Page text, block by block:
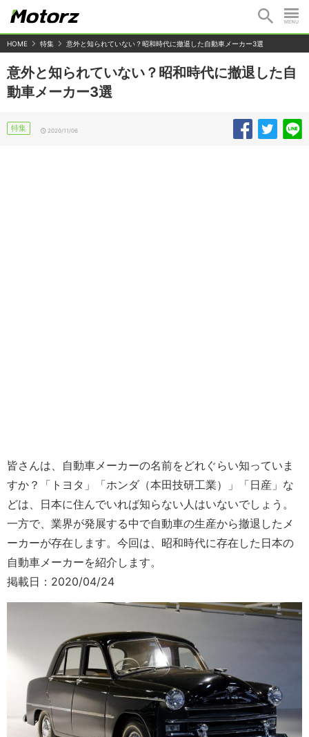
HOME 特集 意外と知られていない？昭和時代に撤退した自動車メーカー3選
意外と知られていない？昭和時代に撤退した自
動車メーカー3選
特集 2020/11/06
皆さんは、自動車メーカーの名前をどれぐらい知っていま
すか？「トヨタ」「ホンダ（本田技研工業）」「日産」な
どは、日本に住んでいれば知らない人はいないでしょう。
一方で、業界が発展する中で自動車の生産から撤退したメ
ーカーが存在します。今回は、昭和時代に存在した日本の
自動車メーカーを紹介します。
掲載日：2020/04/24